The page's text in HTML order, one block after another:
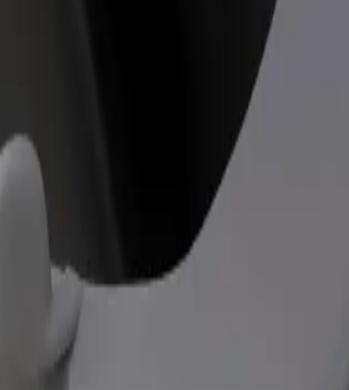
ผลิตภัณฑ์และบริการของ Bolt ที่มีการขยายขนาด
งเราและค้นหาเส้นทางที่ดีที่สุดสำหรับการเดินทางของคุณ